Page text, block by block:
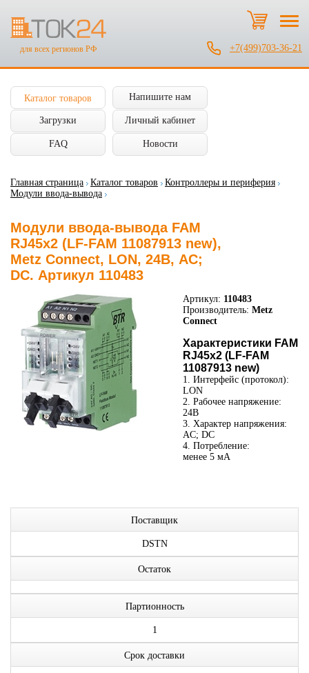
для всех регионов РФ +7(499)703-36-21
Каталог товаров Напишите нам
Загрузки Личный кабинет
FAQ Новости
Главная страница Каталог товаров
Контроллеры и периферия
Модули ввода-вывода
Модули ввода-вывода FAM
RJ45x2 (LF-FAM 11087913 new),
Metz Connect, LON, 24В, AC;
DC. Артикул 110483
Артикул: 110483
Производитель: Metz
Connect
Характеристики FAM
RJ45x2 (LF-FAM
11087913 new)
1. Интерфейс (протокол):
LON
2. Рабочее напряжение:
24В
3. Характер напряжения:
AC; DC
4. Потребление:
менее 5 мА
Поставщик
DSTN
Остаток
Партионность
1
Срок доставки